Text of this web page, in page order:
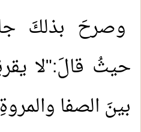
وصرحَ بذلكَ
حيثُ قالَ:"لا
بينَ الصفا